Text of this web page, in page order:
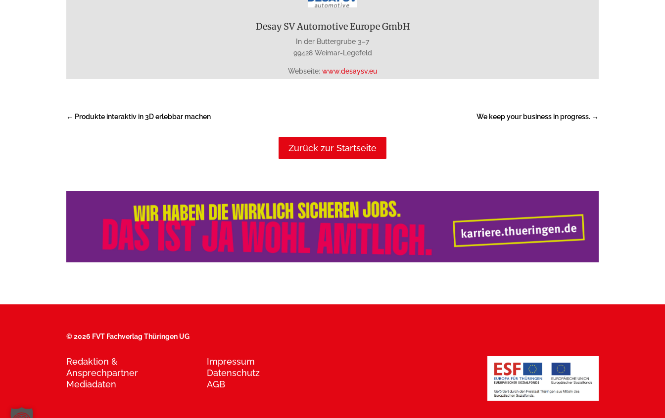
Desay SV Automotive Europe GmbH
In der Buttergrube 3–7
99428 Weimar-Legefeld
Webseite: www.desaysv.eu
← Produkte interaktiv in 3D erlebbar machen We keep your business in progress.→
Zurück zur Startseite
©2026 FVT Fachverlag Thüringen UG
Redaktion &
Ansprechpartner
Mediadaten
Impressum
Datenschutz
AGB